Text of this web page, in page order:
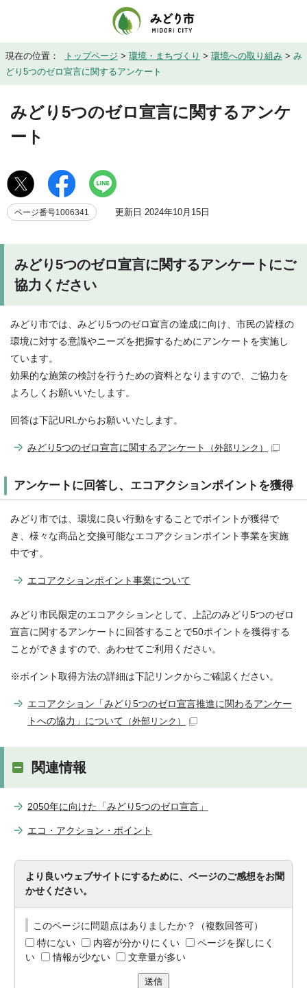
現在の位置： トップページ > 環境・まちづくり > 環境への取り組み > み
どり5つのゼロ宣言に関するアンケート
みどり5つのゼロ宣言に関するアンケ
ート
ページ番号1006341 更新日 2024年10月15日
みどり5つのゼロ宣言に関するアンケートにご
協力ください
みどり市では、みどり5つのゼロ宣言の達成に向け、市民の皆様の
環境に対する意識やニーズを把握するためにアンケートを実施し
ています。
効果的な施策の検討を行うための資料となりますので、ご協力を
よろしくお願いいたします。
回答は下記URLからお願いいたします。
みどり5つのゼロ宣言に関するアンケート （外部リンク）
アンケートに回答し、エコアクションポイントを獲得
みどり市では、環境に良い行動をすることでポイントが獲得で
き、様々な商品と交換可能なエコアクションポイント事業を実施
中です。
エコアクションポイント事業について
みどり市民限定のエコアクションとして、上記のみどり5つのゼロ
宣言に関するアンケートに回答することで50ポイントを獲得する
ことができますので、あわせてご利用ください。
※ポイント取得方法の詳細は下記リンクからご確認ください。
エコアクション「みどり5つのゼロ宣言推進に関わるアンケー
トへの協力」について （外部リンク）
関連情報
2050年に向けた「みどり5つのゼロ宣言」
エコ・アクション・ポイント
より良いウェブサイトにするために、ページのご感想をお聞
かせください。
このページに問題点はありましたか？（複数回答可）
特にない
内容が分かりにくい
ページを探しにく
い
情報が少ない 文章量が多い
送信